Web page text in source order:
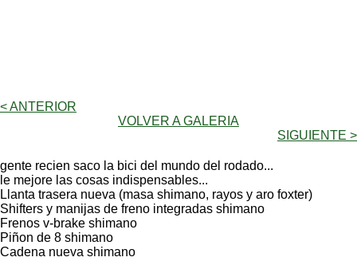
< ANTERIOR
VOLVER A GALERIA
SIGUIENTE >
gente recien saco la bici del mundo del rodado...
le mejore las cosas indispensables...
Llanta trasera nueva (masa shimano, rayos y aro foxter)
Shifters y manijas de freno integradas shimano
Frenos v-brake shimano
Piñon de 8 shimano
Cadena nueva shimano